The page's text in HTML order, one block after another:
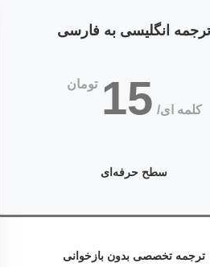
انگلیسی به فارسی
کلمه ای/ 15 تومان
سطح حرفه‌ای
ترجمه تخصصی بدون بازخوانی